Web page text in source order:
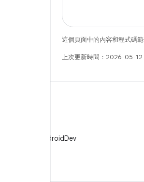
這個頁面中的內容和程式碼
上次更新時間：2026-05-12
在 X 中追蹤 @AndroidDev